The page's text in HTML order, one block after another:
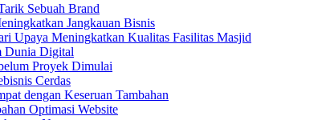
Sebuah Brand
Jangkauan Bisnis
Upaya Meningkatkan Kualitas Fasilitas Masjid
Dunia Digital
Proyek Dimulai
Cerdas
dengan Keseruan Tambahan
Optimasi Website